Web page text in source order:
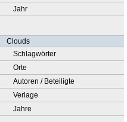
Jahr
Clouds
Schlagwörter
Orte
Autoren / Beteiligte
Verlage
Jahre